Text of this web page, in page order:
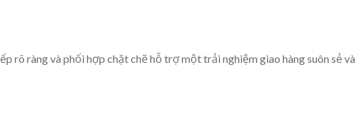
rõ ràng và phối hợp chặt chẽ hỗ trợ một trải nghiệm giao hàng suôn sẻ